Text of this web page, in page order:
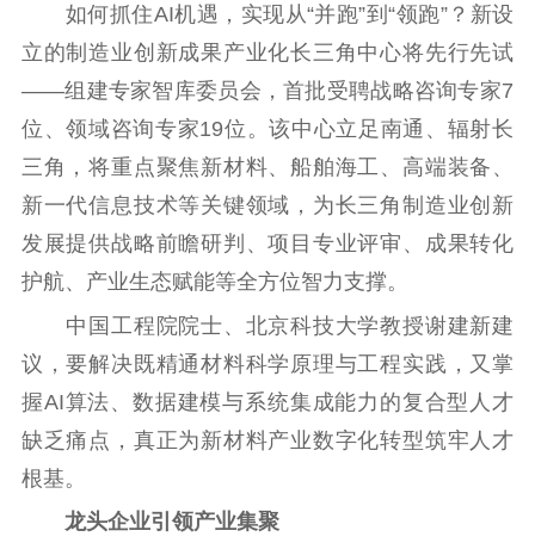
服务管理平台
管理平台
服务管理
文化产业
统计分析
数字出版
审读服务
新闻发布工作备
案管理系统
电影
服务
理论宣讲
共建共享平台
政工继续教育学
习平台
责任编辑注册
业务申报系统
如何抓住AI机遇，实现从“并跑”到“领跑”？新设
立的制造业创新成果产业化长三角中心将先行先试
——组建专家智库委员会，首批受聘战略咨询专家7
位、领域咨询专家19位。该中心立足南通、辐射长
三角，将重点聚焦新材料、船舶海工、高端装备、
新一代信息技术等关键领域，为长三角制造业创新
发展提供战略前瞻研判、项目专业评审、成果转化
护航、产业生态赋能等全方位智力支撑。
中国工程院院士、北京科技大学教授谢建新建
议，要解决既精通材料科学原理与工程实践，又掌
握AI算法、数据建模与系统集成能力的复合型人才
缺乏痛点，真正为新材料产业数字化转型筑牢人才
根基。
龙头企业引领产业集聚